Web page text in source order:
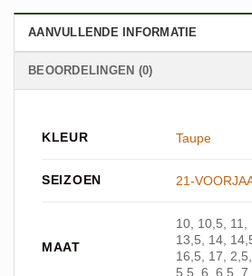
AANVULLENDE INFORMATIE
BEOORDELINGEN (0)
KLEUR Taupe
SEIZOEN 21-
MAAT
10, 10,5, 11,
13,5, 14,
16,5, 17,
5,5, 6, 6,5,